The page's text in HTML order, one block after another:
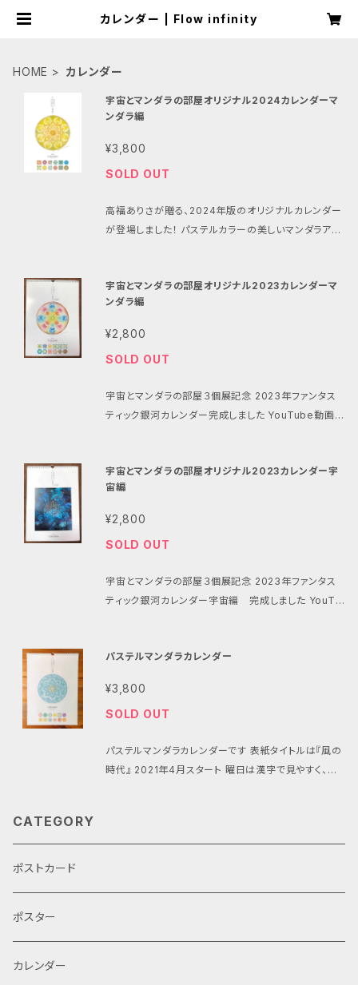
カレンダー | Flow infinity
HOME カレンダー
宇宙とマンダラの部屋オリジナル2024カレンダーマ
ンダラ編
¥3,800
SOLD OUT
高福ありさが贈る、2024年版のオリジナルカレンダー
が登場しました！ パステルカラーの美しいマンダラアー
エネルギーを取り込み、運気アップをサポートします。
このカレンダーの制作には、宇宙とマンダラの部屋の
ない星々から受ける無限のインスピレーションと、宇宙
フルなエネルギーに触れてみてください。 このカレンダ
ーは、忙しい日々の中でも心の安らぎを与えてくれる存
にもなるはずです。ぜひ、宇宙とマンダラの魅力に包ま
で見やすく、土日つながり 六曜、満月・新月も入ってい
様 紙はＡ３（297mm×420mm） コート紙を使ってま
す 表紙込み１３枚ハンガー仕様です お手元に届いた
り、実物の色味と異なる場合がございます。予めご了承
せん。
宇宙とマンダラの部屋オリジナル2023カレンダーマ
ンダラ編
¥2,800
SOLD OUT
宇宙とマンダラの部屋３個展記念 2023年ファンタス
ティック銀河カレンダー完成しました YouTube動画に
月スタート 曜日は漢字で見やすく、土日つながり 六曜、
満月・新月も入っています 月が終わったあとはカッテ
す 表紙込み１３枚ハンガー仕様です
宇宙とマンダラの部屋オリジナル2023カレンダー宇
宙編
¥2,800
SOLD OUT
宇宙とマンダラの部屋３個展記念 2023年ファンタス
ティック銀河カレンダー宇宙編 完成しました YouTu
WNipozOs 1月スタート 曜日は漢字で見やすく、土日
たあとはカッテングして額装すればインテリアアートと
して利用できます 紙はＡ３（297mm×420mm） コー
パステルマンダラカレンダー
¥3,800
SOLD OUT
パステルマンダラカレンダーです 表紙タイトルは『風の
時代』 2021年4月スタート 曜日は漢字で見やすく、土
す
CATEGORY
ポストカード
ポスター
カレンダー